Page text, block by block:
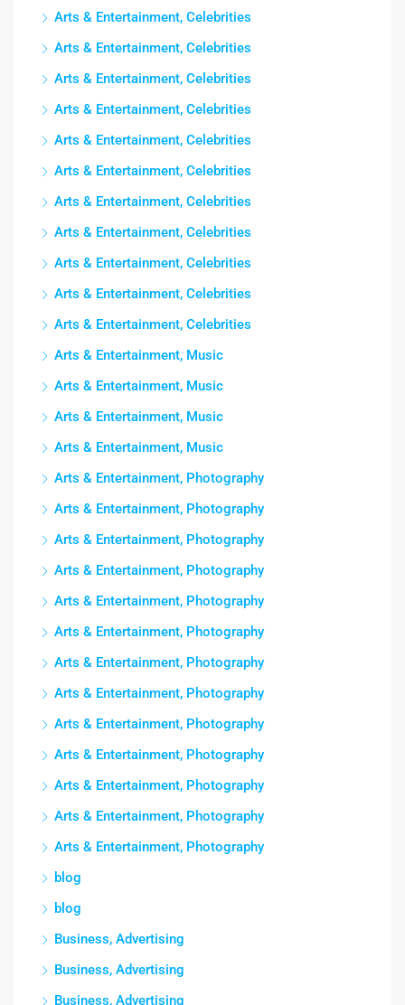
Arts & Entertainment, Celebrities
Arts & Entertainment, Celebrities
Arts & Entertainment, Celebrities
Arts & Entertainment, Celebrities
Arts & Entertainment, Celebrities
Arts & Entertainment, Celebrities
Arts & Entertainment, Celebrities
Arts & Entertainment, Celebrities
Arts & Entertainment, Celebrities
Arts & Entertainment, Celebrities
Arts & Entertainment, Celebrities
Arts & Entertainment, Music
Arts & Entertainment, Music
Arts & Entertainment, Music
Arts & Entertainment, Music
Arts & Entertainment, Photography
Arts & Entertainment, Photography
Arts & Entertainment, Photography
Arts & Entertainment, Photography
Arts & Entertainment, Photography
Arts & Entertainment, Photography
Arts & Entertainment, Photography
Arts & Entertainment, Photography
Arts & Entertainment, Photography
Arts & Entertainment, Photography
Arts & Entertainment, Photography
Arts & Entertainment, Photography
Arts & Entertainment, Photography
blog
blog
Business, Advertising
Business, Advertising
Business, Advertising